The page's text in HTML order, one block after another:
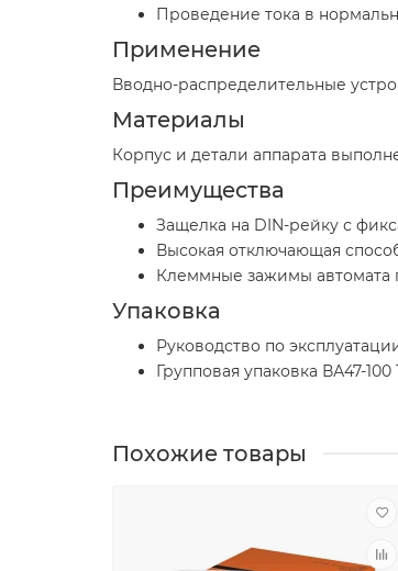
Проведение тока в
Применение
Вводно-распределительные
Материалы
Корпус и детали аппарата
Преимущества
Защелка на DIN-рейку с
Высокая отключающая
Клеммные зажимы автомата
Упаковка
Руководство по
Групповая упаковка ВА47-
Похожие товары